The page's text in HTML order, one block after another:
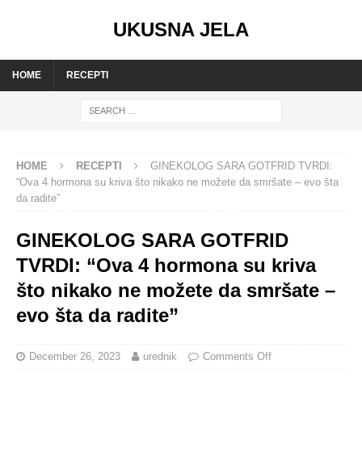
UKUSNA JELA
HOME RECEPTI
HOME RECEPTI
GINEKOLOG SARA GOTFRID TVRDI:
“Ova 4 hormona su kriva što nikako ne možete da smršate – evo šta
da radite”
GINEKOLOG SARA GOTFRID
TVRDI: “Ova 4 hormona su kriva
što nikako ne možete da smršate –
evo šta da radite”
December 26, 2023 urednik Comments Off